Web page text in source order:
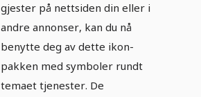
gjester på nettsiden din eller i
andre annonser, kan du nå
benytte deg av dette ikon-
pakken med symboler rundt
temaet tjenester. De